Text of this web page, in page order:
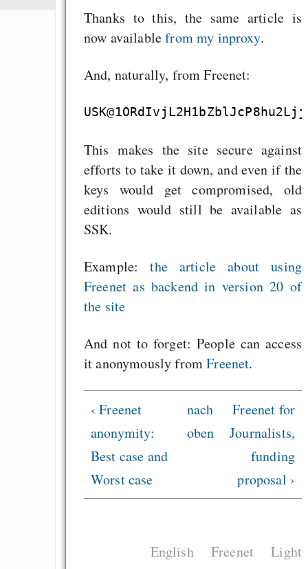
Thanks to this, the same article is
now availablefrom my inproxy.
And, naturally, from Freenet:
This makes the site secure against
efforts to take it down, and even if the
keys would get compromised, old
editions would still be available as
SSK.
Example:the article about using
Freenet as backend in version 20 of
the site
And not to forget: People can access
it anonymously fromFreenet.
‹ Freenet
anonymity:
Best case and
Worst case
nach
oben
Freenet for
Journalists,
funding
proposal ›
English Freenet
Light
Fehler
Wirtschaftssystems
Veröffentlichungen
sonstiges
Zuletzt angezeigt:
Geistige Werke
Eigentum, sondern
Monopol sein
strukturelle
Informationshoheit
Gratis
Freenet
Draketo neu: Beiträge
Nebelfest -